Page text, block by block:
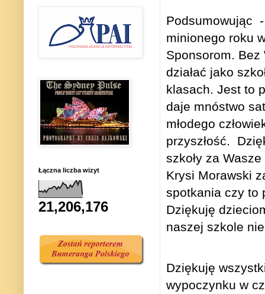
Podsumowując
minionego roku
Sponsorom.
działać jako
klasach. Jest to
daje mnóstwo
młodego
przyszłość.
szkoły za
Krysi Morawski
spotkania czy to
Dziękuję
naszej szkole
Dziękuję
wypoczynku w
Łączna liczba wizyt
21,206,176